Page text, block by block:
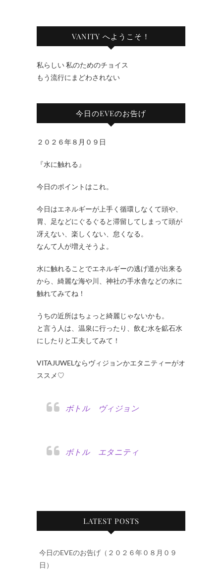
VANITY へようこそ！
私らしい 私のためのチョイス
もう流行にまどわされない
今日のEVEのお告げ
２０２６年８月０９日
『水に触れる』
今日のポイントはこれ。
今日はエネルギーが上手く循環しなくて頭や、
胃、足などにぐるぐると滞留してしまって頭が
冴えない、楽しくない、怠くなる。
なんて人が増えそうよ。
水に触れることでエネルギーの逃げ道が出来る
から、綺麗な海や川、神社の手水舎などの水に
触れてみてね！
うちの近所はちょっと綺麗じゃないかも。
と言う人は、温泉に行ったり、飲む水を鉱石水
にしたりと工夫してみて！
VITAJUWELならヴィジョンかエタニティーがオ
ススメ♡
ボトル ヴィジョン
ボトル エタニティ
LATEST POSTS
今日のEVEのお告げ（２０２６年０８月０９
日）